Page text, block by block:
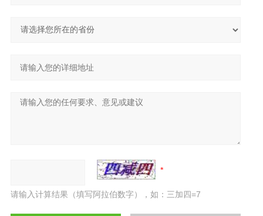
请输入计算结果（填写阿拉伯数字），如：三加四=7